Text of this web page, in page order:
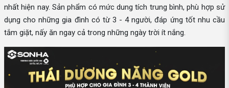
nhất hiện nay. Sản phẩm có mức dung tích trung bình, phù hợp sử
dụng cho những gia đình có từ 3 - 4 người, đáp ứng tốt nhu cầu
tắm giặt, nấy ăn ngay cả trong những ngày trời ít nắng.